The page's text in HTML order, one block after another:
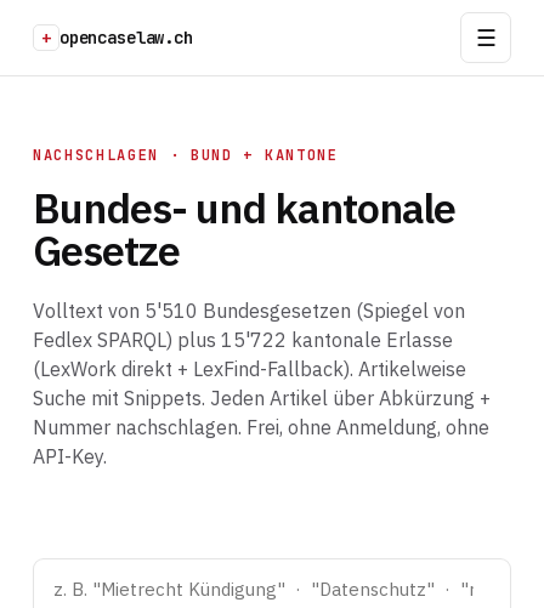
+ opencaselaw.ch
NACHSCHLAGEN · BUND + KANTONE
Bundes- und kantonale
Gesetze
Volltext von 5'510 Bundesgesetzen (Spiegel von
Fedlex SPARQL) plus 15'722 kantonale Erlasse
(LexWork direkt + LexFind-Fallback). Artikelweise
Suche mit Snippets. Jeden Artikel über Abkürzung +
Nummer nachschlagen. Frei, ohne Anmeldung, ohne
API-Key.